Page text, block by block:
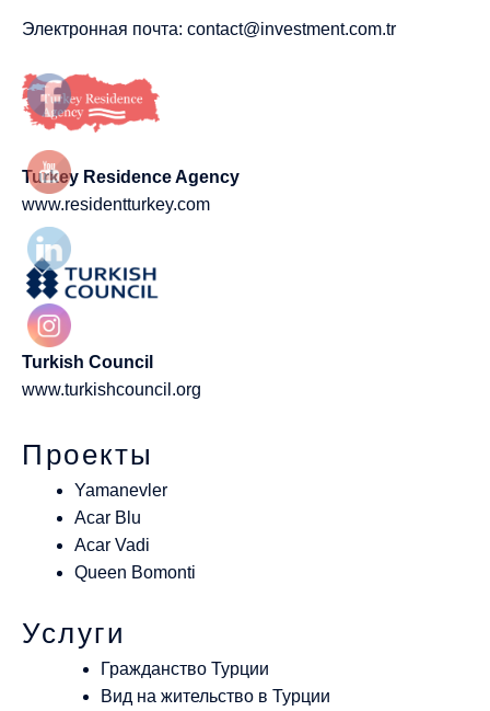
Электронная почта: contact@investment.com.tr
Turkey Residence Agency
www.residentturkey.com
Turkish Council
www.turkishcouncil.org
Проекты
Yamanevler
Acar Blu
Acar Vadi
Queen Bomonti
Услуги
Гражданство Турции
Вид на жительство в Турции